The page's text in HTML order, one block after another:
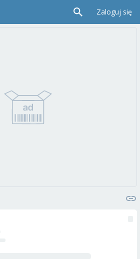
Zaloguj się